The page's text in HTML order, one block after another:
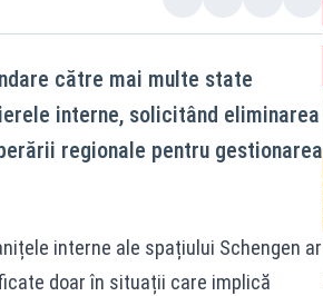
către mai multe state
interne, solicitând eliminarea
regionale pentru gestionarea
interne ale spațiului Schengen ar
doar în situații care implică